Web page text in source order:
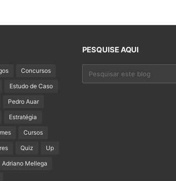
Concursos
Estudo de Caso
Pedro Auar
Estratégia
Cursos
Quiz Up
Adriano Mellega
PESQUISE AQUI